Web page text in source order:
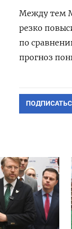
Между тем
резко
по
прогноз